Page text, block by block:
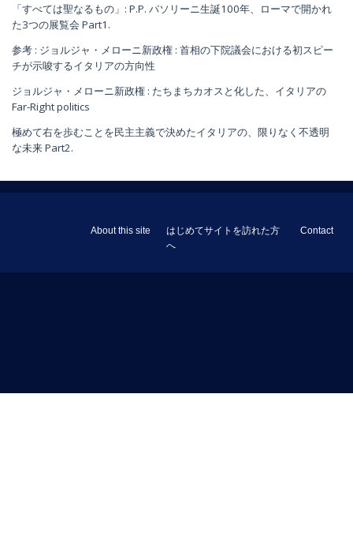
「すべては聖なるもの」: P.P. パソリーニ生誕100年、ローマで開かれ
た3つの展覧会 Part1.
参考 : ジョルジャ・メローニ新政権 : 首相の下院議会における初スピー
チが示唆するイタリアの方向性
ジョルジャ・メローニ新政権 : たちまちカオスと化した、イタリアの
Far-Right politics
極めて右を歩むことを民主主義で決めたイタリアの、限りなく不透明
な未来 Part2.
About this site
はじめてサイトを訪れた方
へ
Contact